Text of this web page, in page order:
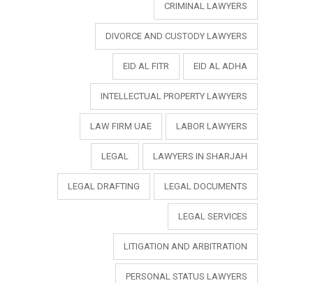
CRIMINAL LAWYERS
DIVORCE AND CUSTODY LAWYERS
EID AL ADHA
EID AL FITR
INTELLECTUAL PROPERTY LAWYERS
LABOR LAWYERS
LAW FIRM UAE
LAWYERS IN SHARJAH
LEGAL
LEGAL DOCUMENTS
LEGAL DRAFTING
LEGAL SERVICES
LITIGATION AND ARBITRATION
PERSONAL STATUS LAWYERS